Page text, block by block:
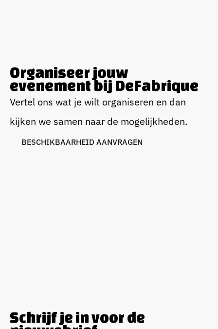
Organiseer jouw
evenement bij DeFabrique
Vertel ons wat je wilt organiseren en dan
kijken we samen naar de mogelijkheden.
BESCHIKBAARHEID AANVRAGEN
Schrijf je in voor de